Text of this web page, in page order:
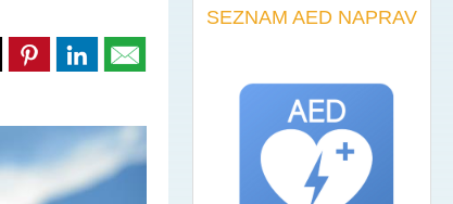
SEZNAM AED NAPRAV